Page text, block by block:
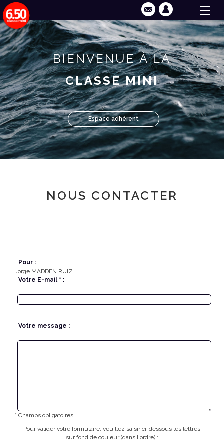
BIENVENUE À LA
CLASSE MINI
Espace adhérent
NOUS CONTACTER
Pour :
Jorge MADDEN RUIZ
Votre E-mail * :
Votre message :
* Champs obligatoires
Pour valider votre formulaire, veuillez saisir ci-dessous les lettres
sur fond de couleur (dans l'ordre) :